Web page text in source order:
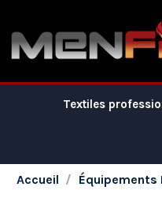
Textiles
Accueil Équipements